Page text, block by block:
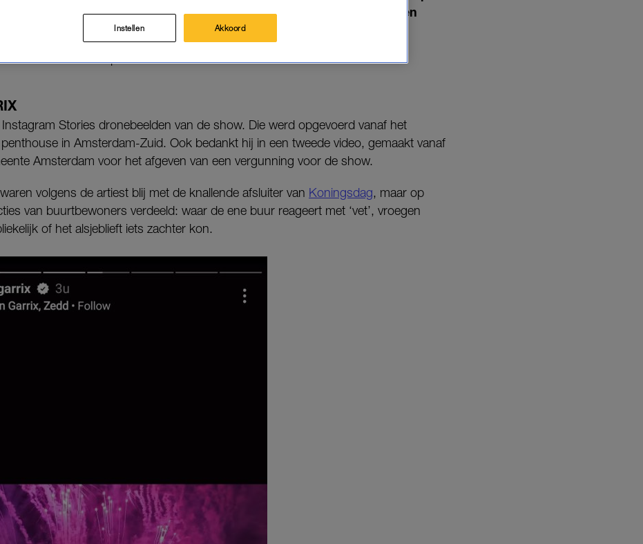
in Amsterdam. De dj zorgde ’s avonds vanaf zijn penthouse voor een
de feestdag.
we: inclusief spectaculaire vuurwerkshow.
Stories dronebeelden van de show. Die werd opgevoerd vanaf het
in Amsterdam-Zuid. Ook bedankt hij in een tweede video, gemaakt vanaf
Amsterdam voor het afgeven van een vergunning voor de show.
volgens de artiest blij met de knallende afsluiter van Koningsdag, maar op
van buurtbewoners verdeeld: waar de ene buur reageert met ‘vet’, vroegen
of het alsjeblieft iets zachter kon.
Instellen Akkoord